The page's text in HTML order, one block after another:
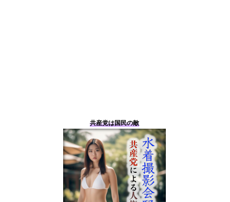
共産党は国民の敵